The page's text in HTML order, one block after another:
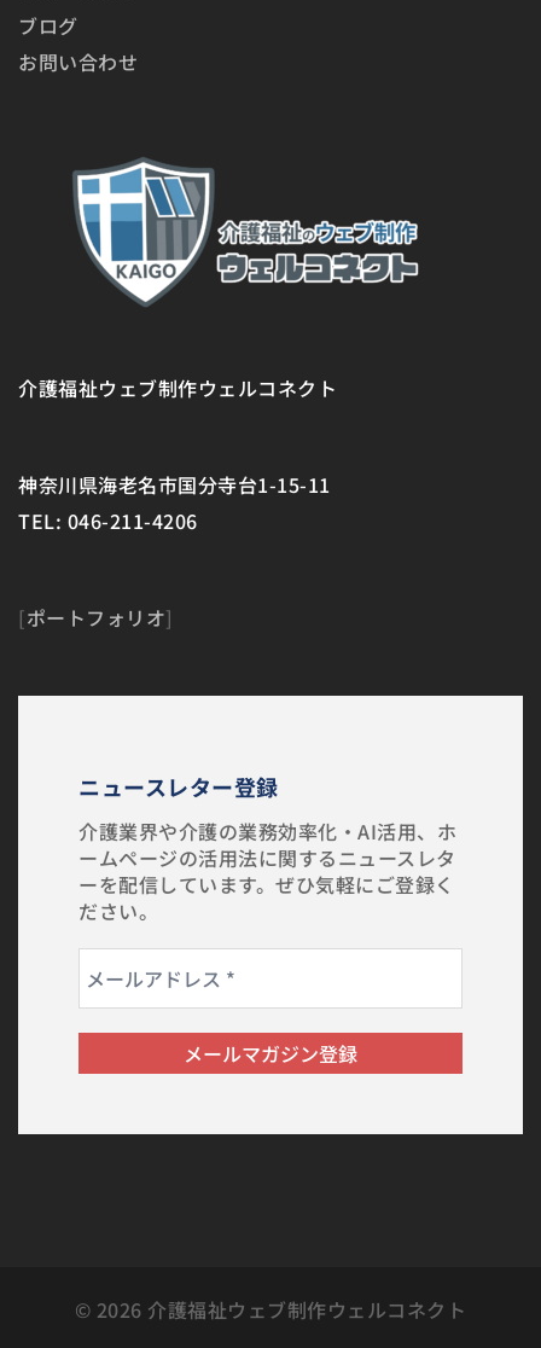
ブログ
お問い合わせ
介護福祉ウェブ制作ウェルコネクト
神奈川県海老名市国分寺台1-15-11
TEL: 046-211-4206
[ポートフォリオ]
ニュースレター登録
介護業界や介護の業務効率化・AI活用、ホ
ームページの活用法に関するニュースレタ
ーを配信しています。ぜひ気軽にご登録く
ださい。
© 2026 介護福祉ウェブ制作ウェルコネクト